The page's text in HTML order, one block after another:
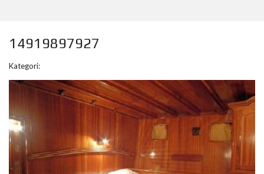
14919897927
Kategori: